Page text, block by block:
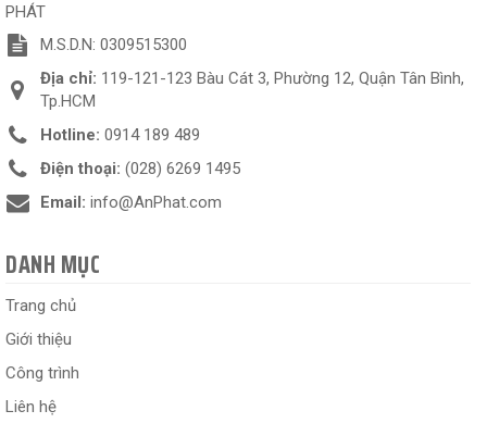
PHÁT
M.S.D.N: 0309515300
Địa chỉ: 119-121-123 Bàu Cát 3, Phường 12, Quận Tân Bình,
Tp.HCM
Hotline: 0914 189 489
Điện thoại: (028) 6269 1495
Email: info@AnPhat.com
DANH MỤC
Trang chủ
Giới thiệu
Công trình
Liên hệ